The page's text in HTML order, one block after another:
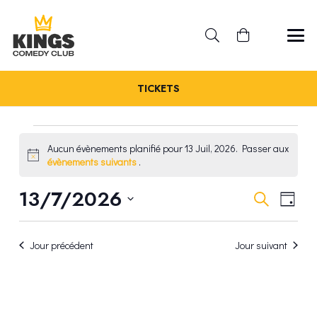
TICKETS
ÉVÈNEMENTS
FOR
13
JUIL,
Notice
Aucun évènements planifié pour 13 Juil, 2026. Passer aux
évènements suivants .
ET
Recherche
DE
Jour
13/7/2026
Sélectionnez
uneJour précédent Jour suivant